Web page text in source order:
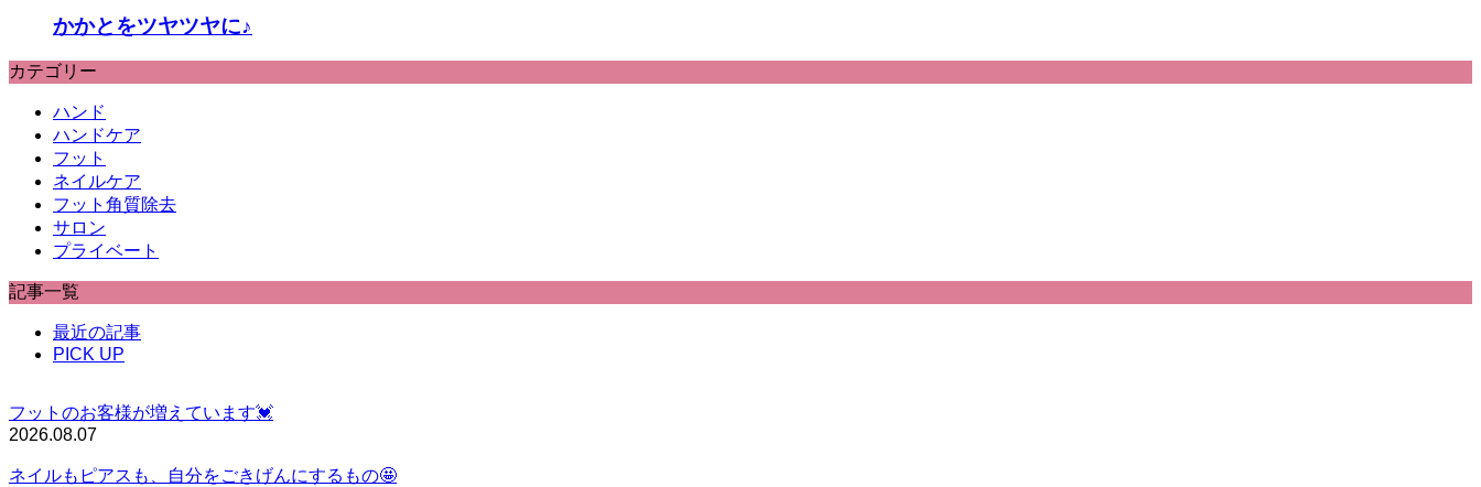
かかとをツヤツヤに♪
カテゴリー
ハンド
ハンドケア
フット
ネイルケア
フット角質除去
サロン
プライベート
記事一覧
最近の記事
PICK UP
フットのお客様が増えています💓
2026.08.07
ネイルもピアスも、自分をごきげんにするもの🤩